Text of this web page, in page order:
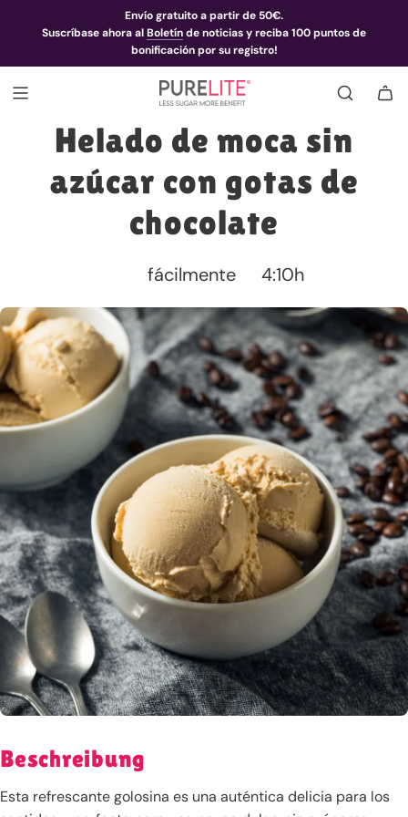
Envío gratuito a partir de 50€.
Suscríbase ahora alBoletínde noticias y reciba 100 puntos de
bonificación por su registro!
Helado de moca sin
azúcar con gotas de
chocolate
fácilmente 4:10h
Beschreibung
Esta refrescante golosina es una auténtica delicia para los